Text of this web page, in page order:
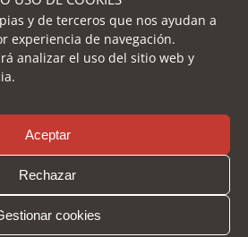
y de terceros que nos ayudan a
experiencia de navegación.
analizar el uso del sitio web y
Aceptar
Rechazar
cookies
profesionales como
en turismo e industria
CEO de eMascaró; Donald
Restaurant Coach (EEUU);
Maker; Camilo Moreno,
Marketing Gastronómico
Ruiz, consultor de
Hostelería; Rodrigo Varona
de Dataria-Revenue